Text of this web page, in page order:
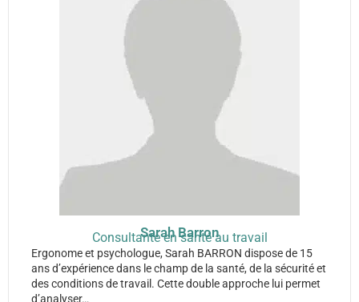
Sarah Barron
Consultante en santé au travail
Ergonome et psychologue, Sarah BARRON dispose de 15
ans d’expérience dans le champ de la santé, de la sécurité et
des conditions de travail. Cette double approche lui permet
d’analyser…